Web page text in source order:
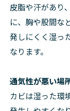
皮脂や汗があり
に、胸や股間な
発しにくく湿っ
なります。
通気性が悪い場
カビは湿った環